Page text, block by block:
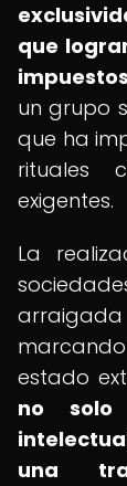
que
un grupo
que ha
rituales
exigentes.
La
estado
no solo
una